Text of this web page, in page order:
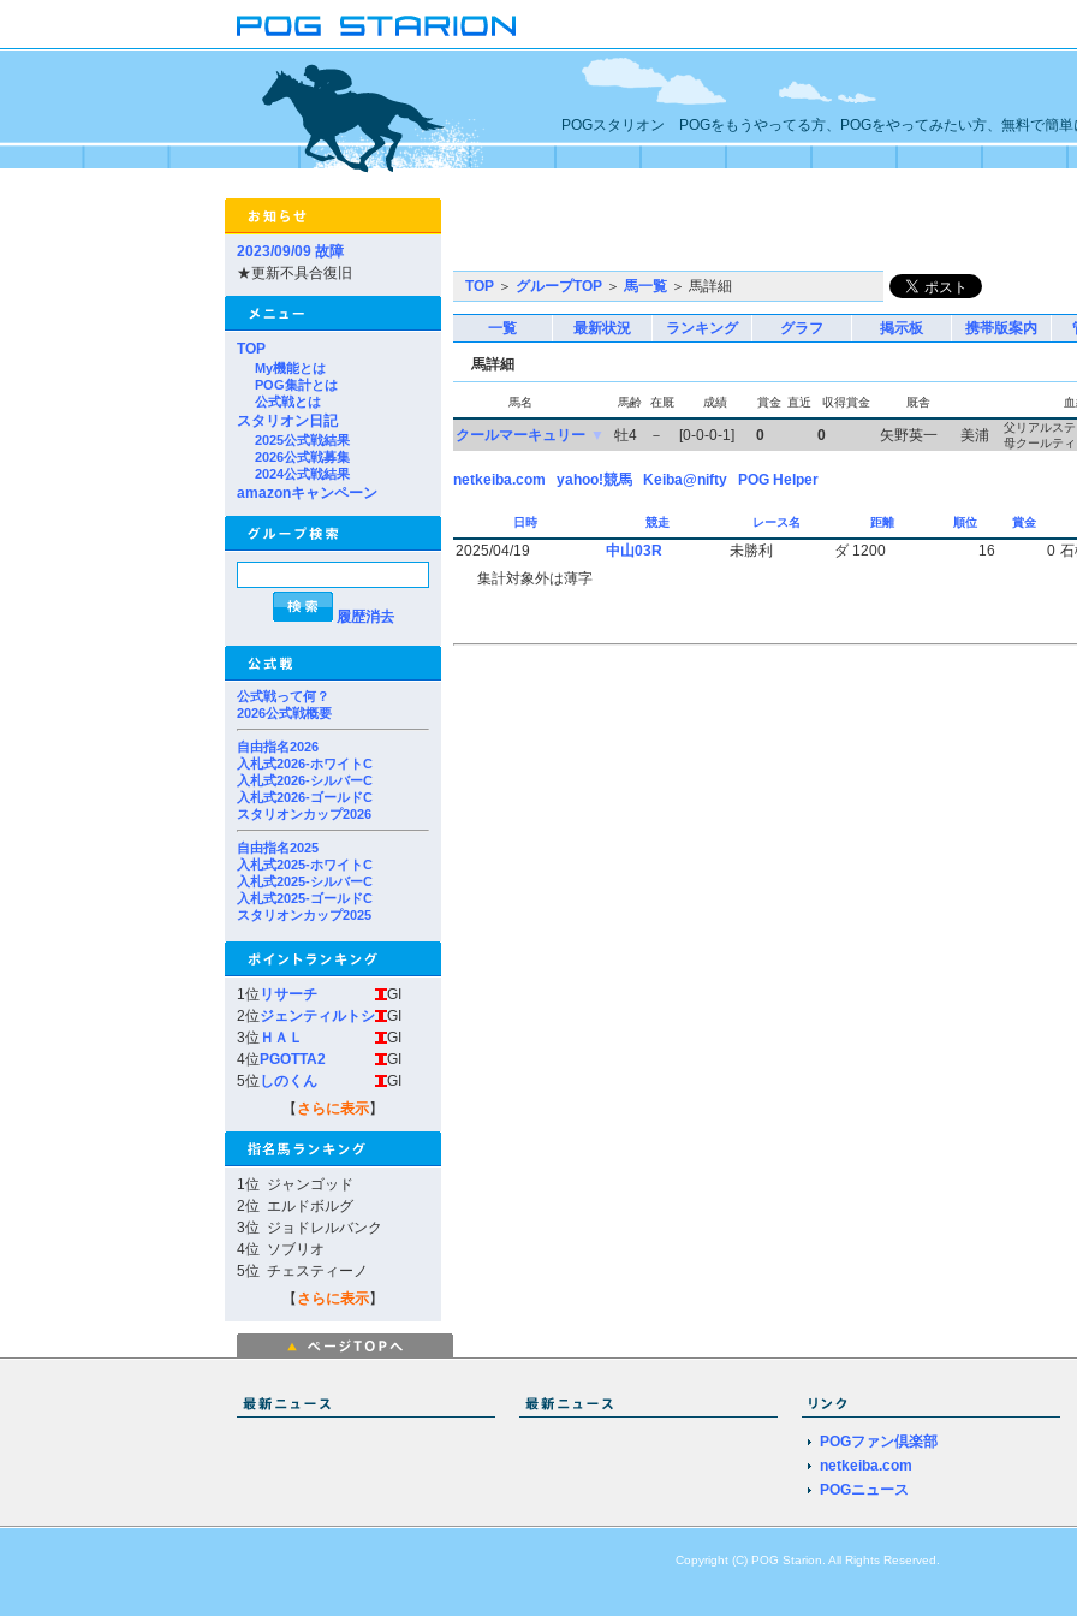
POGスタリオン POGをもうやってる方、POGをやってみたい方、無料で簡
2023/09/09 故障
★更新不具合復旧
TOP
My機能とは
POG集計とは
公式戦とは
スタリオン日記
2025公式戦結果
2026公式戦募集
2024公式戦結果
amazonキャンペーン
履歴消去
公式戦って何？
2026公式戦概要
自由指名2026
入札式2026-ホワイトC
入札式2026-シルバーC
入札式2026-ゴールドC
スタリオンカップ2026
自由指名2025
入札式2025-ホワイトC
入札式2025-シルバーC
入札式2025-ゴールドC
スタリオンカップ2025
1位 リサーチ
GI
2位ジェンティルトシ
GI
3位 ＨＡＬ
GI
4位 PGOTTA2
GI
5位 しのくん
GI
【 さらに表示】
1位 ジャンゴッド
2位 エルドボルグ
3位 ジョドレルバンク
4位 ソブリオ
5位 チェスティーノ
【 さらに表示】
TOP ＞ グループTOP ＞ 馬一覧 ＞ 馬詳細
一覧 最新状況 ランキング グラフ 掲示板 携帯版案内
馬詳細
馬名 馬齢 在厩 成績 賞金 直近 収得賞金 厩舎
クールマーキュリー ▼ 牡4 － [0-0-0-1] 0 0 矢野英一 美浦
父リアルス
母クールテ
netkeiba.com yahoo!競馬 Keiba@nifty POG Helper
日時 競走 レース名 距離 順位 賞金
2025/04/19 中山03R 未勝利 ダ 1200 16 0
集計対象外は薄字
POGファン倶楽部
netkeiba.com
POGニュース
Copyright (C) POG Starion. All Rights Reserved.